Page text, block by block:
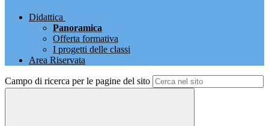
Didattica
Panoramica
Offerta formativa
I progetti delle classi
Area Riservata
Campo di ricerca per le pagine del sito